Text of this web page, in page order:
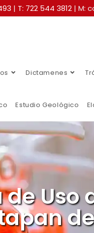
| T: 722 544 3812 | M:
Dictamenes
Estudio Geológico
Uso